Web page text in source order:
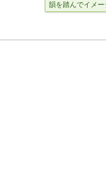
韻を踏んでイメー